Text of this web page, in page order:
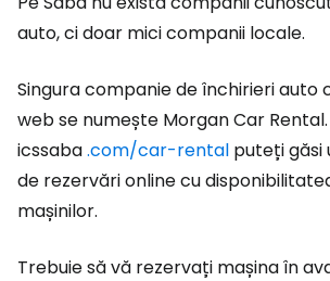
auto, ci doar mici companii locale.
Singura companie de închirieri auto
web se numește Morgan Car Rental.
icssaba.com/car-rental puteți găsi
de rezervări online cu
mașinilor.
Trebuie să vă rezervați mașina în